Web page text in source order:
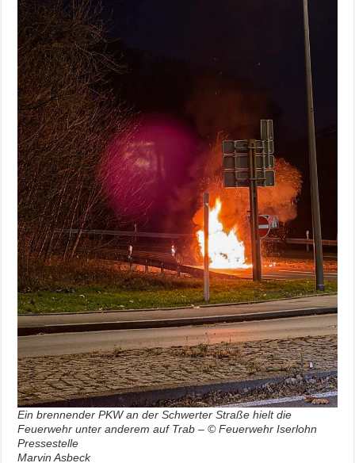
Ein brennender PKW an der Schwerter Straße hielt die
Feuerwehr unter anderem auf Trab – © Feuerwehr Iserlohn
Pressestelle
Marvin Asbeck